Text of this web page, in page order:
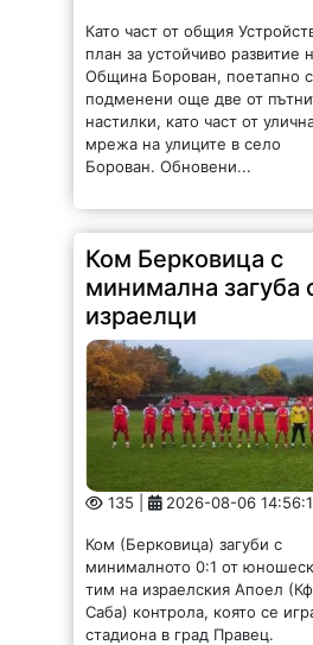
Като част от общия
план за устойчиво развитие
Община Борован, поетапно
подменени още две от
настилки, като част от
мрежа на улиците в село
Борован. Обновени...
Ком Берковица с
минимална загуба
израелци
135 | 2026-08-06
Ком (Берковица) загуби с
минималното 0:1 от
тим на израелския Апоел
Саба) контрола, която се
стадиона в град Правец.